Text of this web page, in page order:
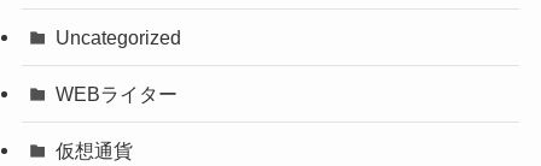
Uncategorized
WEBライター
仮想通貨